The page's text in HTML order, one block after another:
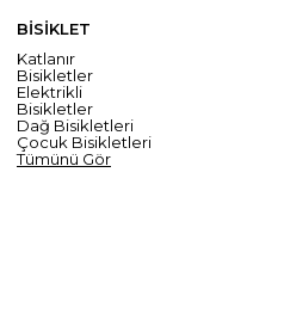
BİSİKLET
Katlanır
Bisikletler
Elektrikli
Bisikletler
Dağ Bisikletleri
Çocuk Bisikletleri
Tümünü Gör